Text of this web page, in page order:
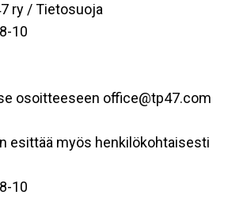
ry / Tietosuoja
10
osoitteeseen office@tp47.com
esittää myös henkilökohtaisesti
10